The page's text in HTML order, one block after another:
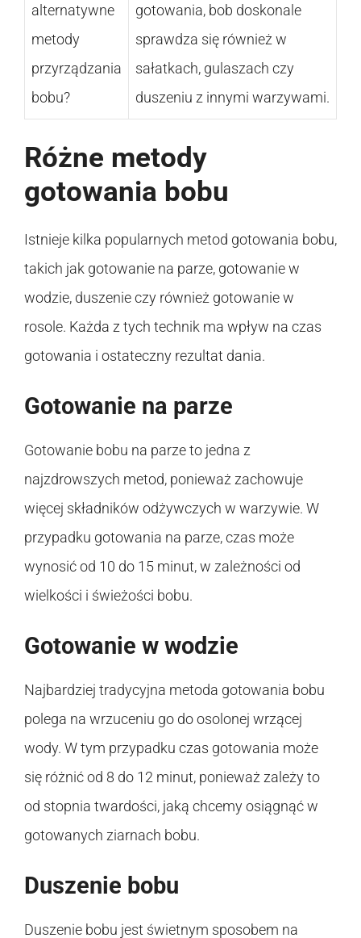
alternatywne
metody
przyrządzania
bobu?
gotowania, bob doskonale
sprawdza się również w
sałatkach, gulaszach czy
duszeniu z innymi warzywami.
Różne metody
gotowania bobu
Istnieje kilka popularnych metod gotowania bobu,
takich jak gotowanie na parze, gotowanie w
wodzie, duszenie czy również gotowanie w
rosole. Każda z tych technik ma wpływ na czas
gotowania i ostateczny rezultat dania.
Gotowanie na parze
Gotowanie bobu na parze to jedna z
najzdrowszych metod, ponieważ zachowuje
więcej składników odżywczych w warzywie. W
przypadku gotowania na parze, czas może
wynosić od 10 do 15 minut, w zależności od
wielkości i świeżości bobu.
Gotowanie w wodzie
Najbardziej tradycyjna metoda gotowania bobu
polega na wrzuceniu go do osolonej wrzącej
wody. W tym przypadku czas gotowania może
się różnić od 8 do 12 minut, ponieważ zależy to
od stopnia twardości, jaką chcemy osiągnąć w
gotowanych ziarnach bobu.
Duszenie bobu
Duszenie bobu jest świetnym sposobem na